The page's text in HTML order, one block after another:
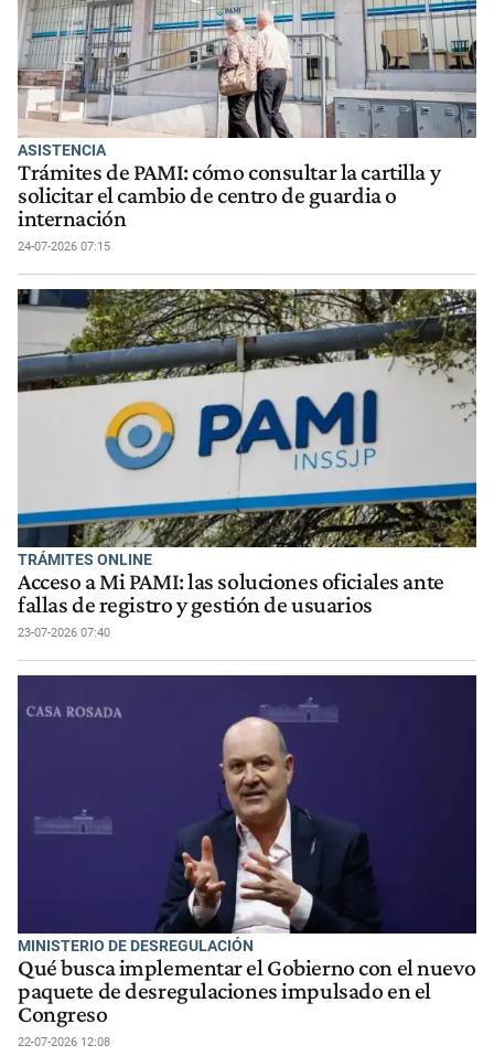
ASISTENCIA
Trámites de PAMI: cómo consultar la cartilla y
solicitar el cambio de centro de guardia o
internación
24-07-2026 07:15
TRÁMITES ONLINE
Acceso a Mi PAMI: las soluciones oficiales ante
fallas de registro y gestión de usuarios
23-07-2026 07:40
MINISTERIO DE DESREGULACIÓN
Qué busca implementar el Gobierno con el nuevo
paquete de desregulaciones impulsado en el
Congreso
22-07-2026 12:08